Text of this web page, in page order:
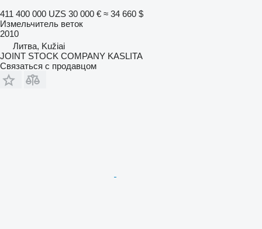
411 400 000 UZS 30 000 € ≈ 34 660 $
Измельчитель веток
2010
Литва, Kužiai
JOINT STOCK COMPANY KASLITA
Связаться с продавцом